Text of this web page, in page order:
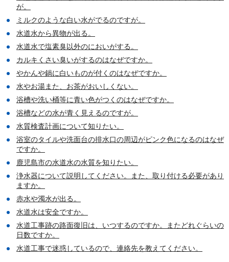
が。
ミルクのような白い水がでるのですが。
水道水から異物が出る。
水道水で塩素臭以外のにおいがする。
カルキくさい臭いがするのはなぜですか。
やかんや鍋に白いものが付くのはなぜですか。
水やお湯また、お茶がおいしくない。
浴槽や洗い桶等に青い色がつくのはなぜですか。
浴槽などの水が青く見えるのですが。
水質検査計画について知りたい。
浴室のタイルや洗面台の排水口の周辺がピンク色になるのはなぜ
ですか。
鹿児島市の水道水の水質を知りたい。
浄水器について説明してください。また、取り付ける必要があり
ますか。
赤水や濁水が出る。
水道水は安全ですか。
水道工事跡の路面復旧は、いつするのですか。またどれぐらいの
日数ですか。
水道工事で迷惑しているので、連絡先を教えてください。